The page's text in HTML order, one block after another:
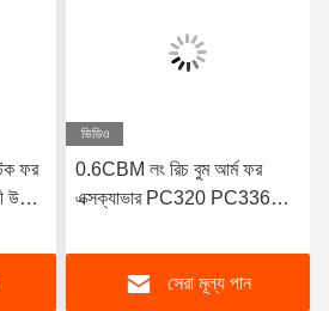
ফর
উচ্চ
ভিডিও
0.6CBM লং রিচ বুম আর্ম ফর
এক্সক্যাভার PC320 PC336
মাসের ওয়ারেন্টি
সেরা মূল্য পান